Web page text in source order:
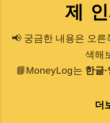
제
📢 궁금한 내용은 오른
색해
📘MoneyLog는 한글
더